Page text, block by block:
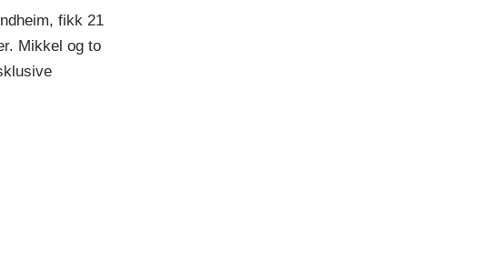
fikk 21
Mikkel og to